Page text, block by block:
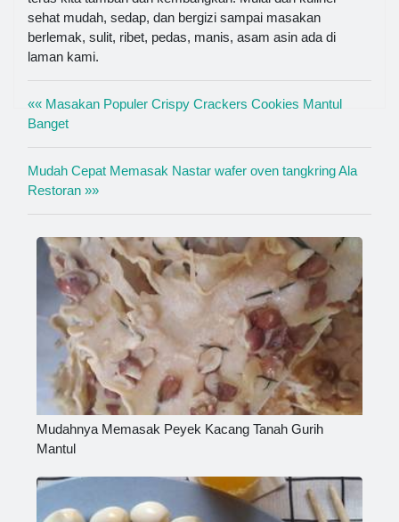
sehat mudah, sedap, dan bergizi sampai masakan
berlemak, sulit, ribet, pedas, manis, asam asin ada di
laman kami.
«« Masakan Populer Crispy Crackers Cookies Mantul
Banget
Mudah Cepat Memasak Nastar wafer oven tangkring Ala
Restoran »»
Mudahnya Memasak Peyek Kacang Tanah Gurih
Mantul